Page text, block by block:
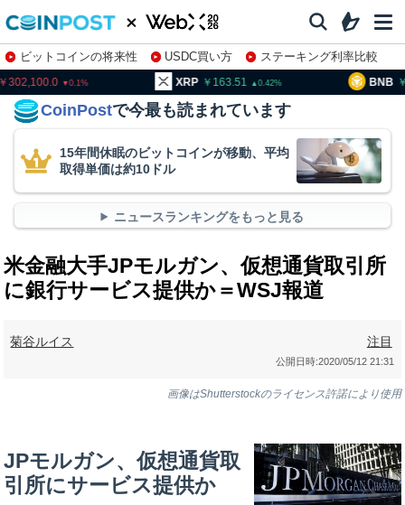
ビットコインの将来性 USDC買い方
ステーキング利率比較
株特集・関連銘柄
0.1 XRP 163.51 0.42 BNB
CoinPostで今最も読まれています
15年間休眠のビットコインが移動、平均
取得単価は約10ドル
ニュースランキングをもっと見る
米金融大手JPモルガン、仮想通貨取引所
に銀行サービス提供か＝WSJ報道
菊谷ルイス 注目
公開日時:2020/05/12 21:31
画像はShutterstockのライセンス許諾により使用
JPモルガン、仮想通貨取
引所にサービス提供か